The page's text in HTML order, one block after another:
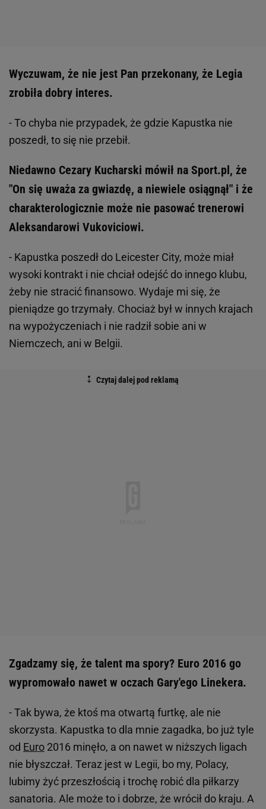
Wyczuwam, że nie jest Pan przekonany, że Legia
zrobiła dobry interes.
- To chyba nie przypadek, że gdzie Kapustka nie
poszedł, to się nie przebił.
Niedawno Cezary Kucharski mówił na Sport.pl, że
"On się uważa za gwiazdę, a niewiele osiągnął" i że
charakterologicznie może nie pasować trenerowi
Aleksandarowi Vukoviciowi.
- Kapustka poszedł do Leicester City, może miał
wysoki kontrakt i nie chciał odejść do innego klubu,
żeby nie stracić finansowo. Wydaje mi się, że
pieniądze go trzymały. Chociaż był w innych krajach
na wypożyczeniach i nie radził sobie ani w
Niemczech, ani w Belgii.
Zgadzamy się, że talent ma spory? Euro 2016 go
wypromowało nawet w oczach Gary'ego Linekera.
- Tak bywa, że ktoś ma otwartą furtkę, ale nie
skorzysta. Kapustka to dla mnie zagadka, bo już tyle
od Euro 2016 minęło, a on nawet w niższych ligach
nie błyszczał. Teraz jest w Legii, bo my, Polacy,
lubimy żyć przeszłością i trochę robić dla piłkarzy
sanatoria. Ale może to i dobrze, że wrócił do kraju. A